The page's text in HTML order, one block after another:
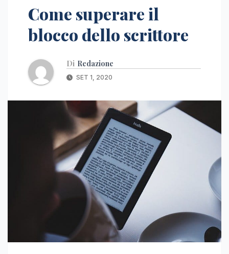
Come superare il
blocco dello scrittore
Di Redazione
SET 1, 2020